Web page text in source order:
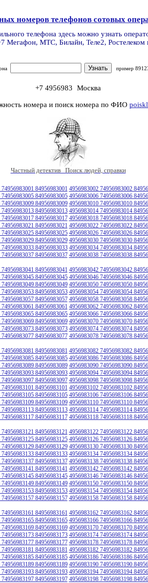
номеров телефонов сотовых
телефона здесь можно узнать
Мегафон, МТС, Билайн, Теле2, Ростелеком
пример
+7 4956983 Москва
номера и поиск номера по ФИО
Частный детектив Поиск людей, справки
84956983001 4956983002 74956983002
84956983005 4956983006 74956983006
84956983009 4956983010 74956983010
84956983013 4956983014 74956983014
84956983017 4956983018 74956983018
84956983021 4956983022 74956983022
84956983025 4956983026 74956983026
84956983029 4956983030 74956983030
84956983033 4956983034 74956983034
84956983037 4956983038 74956983038
84956983041 4956983042 74956983042
84956983045 4956983046 74956983046
84956983049 4956983050 74956983050
84956983053 4956983054 74956983054
84956983057 4956983058 74956983058
84956983061 4956983062 74956983062
84956983065 4956983066 74956983066
84956983069 4956983070 74956983070
84956983073 4956983074 74956983074
84956983077 4956983078 74956983078
84956983081 4956983082 74956983082
84956983085 4956983086 74956983086
84956983089 4956983090 74956983090
84956983093 4956983094 74956983094
84956983097 4956983098 74956983098
84956983101 4956983102 74956983102
84956983105 4956983106 74956983106
84956983109 4956983110 74956983110
84956983113 4956983114 74956983114
84956983117 4956983118 74956983118
84956983121 4956983122 74956983122
84956983125 4956983126 74956983126
84956983129 4956983130 74956983130
84956983133 4956983134 74956983134
84956983137 4956983138 74956983138
84956983141 4956983142 74956983142
84956983145 4956983146 74956983146
84956983149 4956983150 74956983150
84956983153 4956983154 74956983154
84956983157 4956983158 74956983158
84956983161 4956983162 74956983162
84956983165 4956983166 74956983166
84956983169 4956983170 74956983170
84956983173 4956983174 74956983174
84956983177 4956983178 74956983178
84956983181 4956983182 74956983182
84956983185 4956983186 74956983186
84956983189 4956983190 74956983190
84956983193 4956983194 74956983194
84956983197 4956983198 74956983198